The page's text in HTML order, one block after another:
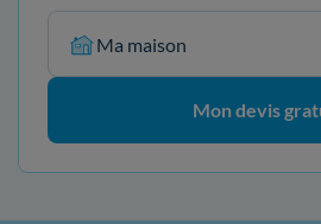
Ma maison
Mon devis